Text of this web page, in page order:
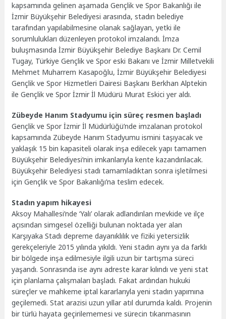
kapsamında gelinen aşamada Gençlik ve Spor Bakanlığı ile
İzmir Büyükşehir Belediyesi arasında, stadın belediye
tarafından yapılabilmesine olanak sağlayan, yetki ile
sorumlulukları düzenleyen protokol imzalandı. İmza
buluşmasında İzmir Büyükşehir Belediye Başkanı Dr. Cemil
Tugay, Türkiye Gençlik ve Spor eski Bakanı ve İzmir Milletvekili
Mehmet Muharrem Kasapoğlu, İzmir Büyükşehir Belediyesi
Gençlik ve Spor Hizmetleri Dairesi Başkanı Berkhan Alptekin
ile Gençlik ve Spor İzmir İl Müdürü Murat Eskici yer aldı.
Zübeyde Hanım Stadyumu için süreç resmen başladı
Gençlik ve Spor İzmir İl Müdürlüğü’nde imzalanan protokol
kapsamında Zübeyde Hanım Stadyumu ismini taşıyacak ve
yaklaşık 15 bin kapasiteli olarak inşa edilecek yapı tamamen
Büyükşehir Belediyesi’nin imkanlarıyla kente kazandırılacak.
Büyükşehir Belediyesi stadı tamamladıktan sonra işletilmesi
için Gençlik ve Spor Bakanlığı’na teslim edecek.
Stadın yapım hikayesi
Aksoy Mahallesi’nde ‘Yalı’ olarak adlandırılan mevkide ve ilçe
açısından simgesel özelliği bulunan noktada yer alan
Karşıyaka Stadı depreme dayanıklılık ve fiziki yetersizlik
gerekçeleriyle 2015 yılında yıkıldı. Yeni stadın aynı ya da farklı
bir bölgede inşa edilmesiyle ilgili uzun bir tartışma süreci
yaşandı. Sonrasında ise aynı adreste karar kılındı ve yeni stat
için planlama çalışmaları başladı. Fakat ardından hukuki
süreçler ve mahkeme iptal kararlarıyla yeni stadın yapımına
geçilemedi. Stat arazisi uzun yıllar atıl durumda kaldı. Projenin
bir türlü hayata geçirilememesi ve sürecin tıkanmasının